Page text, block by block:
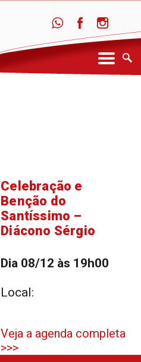
Celebração e
Benção do
Santíssimo –
Diácono Sérgio
Dia 08/12 às 19h00
Local:
Veja a agenda completa
>>>